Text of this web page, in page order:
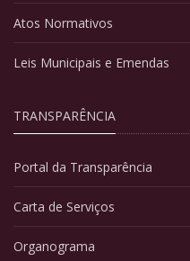
Atos Normativos
Leis Municipais e Emendas
TRANSPARÊNCIA
Portal da Transparência
Carta de Serviços
Organograma